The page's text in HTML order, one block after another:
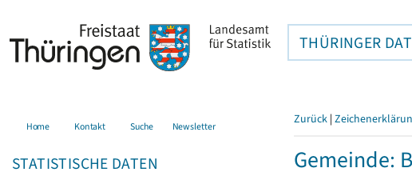
THÜRINGER
Home Kontakt Suche Newsletter
STATISTISCHE DATEN
Zurück |
Gemeinde: